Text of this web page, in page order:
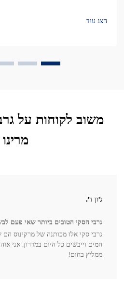
הצג עוד
משוב לקוחות על
מרינו
ג'ון ד'.
גרבי הסקי הטובים ביותר שאי פעם
גרבי סקי אלו מכותנה של מרקינוס הם
חמים וייבשים כל היום במדרון. אני
ממליץ בחום!